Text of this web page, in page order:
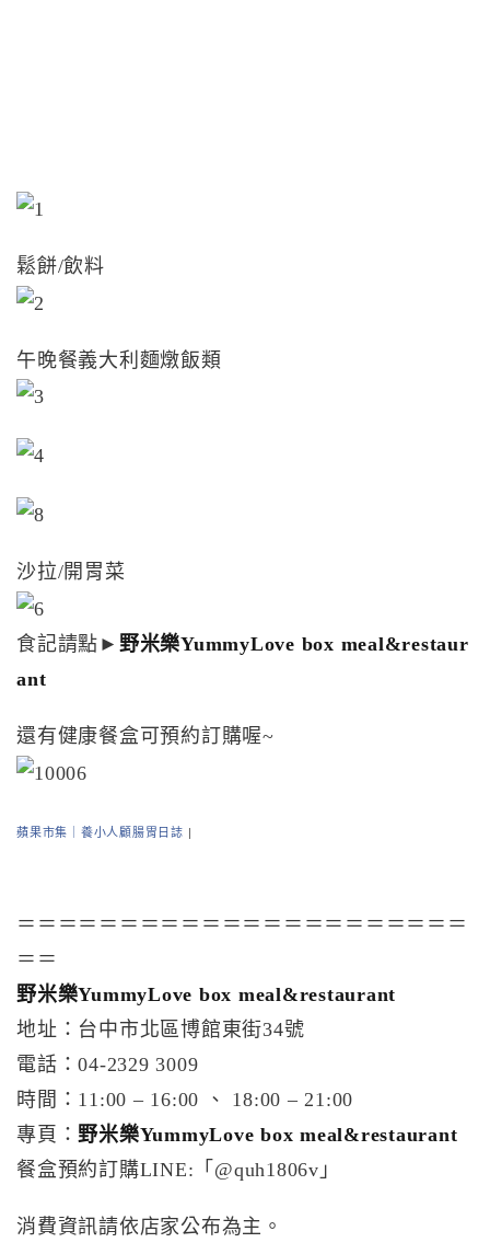
鬆餅/飲料
午晚餐義大利麵燉飯類
沙拉/開胃菜
食記請點► 野米樂YummyLove box meal&restaur
ant
還有健康餐盒可預約訂購喔~
蘋果市集｜養小人顧腸胃日誌 |
＝＝＝＝＝＝＝＝＝＝＝＝＝＝＝＝＝＝＝＝＝＝
＝＝
野米樂YummyLove box meal&restaurant
地址：台中市北區博館東街34號
電話：04-2329 3009
時間：11:00 – 16:00 、 18:00 – 21:00
專頁： 野米樂YummyLove box meal&restaurant
餐盒預約訂購LINE:「@quh1806v」
消費資訊請依店家公布為主。